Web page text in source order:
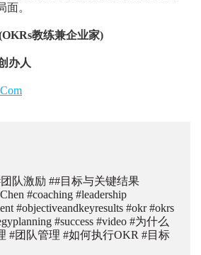
面。
OKRs教练兼企业家)
办人
队激励 ##目标与关键结果
#coaching #leadership
#objectiveandkeyresults #okr #okrs
#success #video #为什么
#团队管理 #如何执行OKR #目标